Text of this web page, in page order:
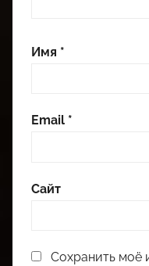
Имя *
Email *
Сайт
Сохранить моё